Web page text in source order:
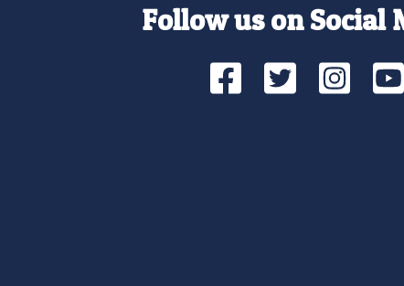
Follow us on Social
Facebook
Twitter